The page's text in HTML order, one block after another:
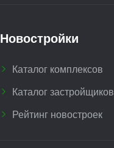
Новостройки
Каталог комплексов
Каталог застройщиков
Рейтинг новостроек